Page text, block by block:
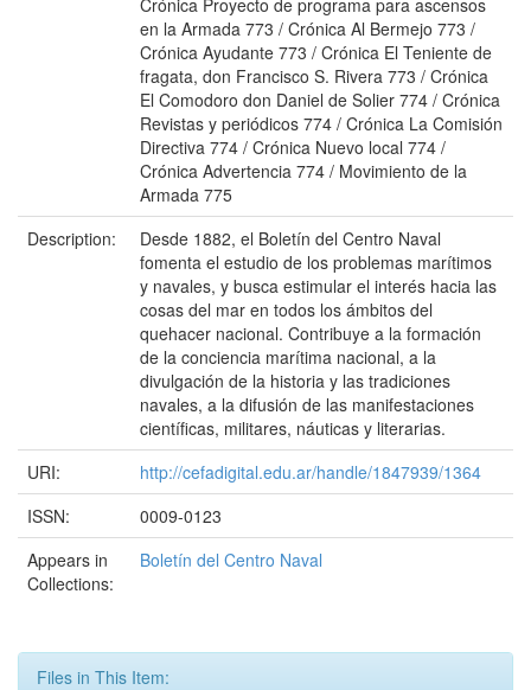
Description:
Desde 1882, el Boletín del Centro Naval
fomenta el estudio de los problemas marítimos
y navales, y busca estimular el interés hacia las
cosas del mar en todos los ámbitos del
quehacer nacional. Contribuye a la formación
de la conciencia marítima nacional, a la
divulgación de la historia y las tradiciones
navales, a la difusión de las manifestaciones
científicas, militares, náuticas y literarias.
URI:
http://cefadigital.edu.ar/handle/1847939/1364
ISSN:
0009-0123
Appears in
Collections:
Boletín del Centro Naval
Files in This Item: